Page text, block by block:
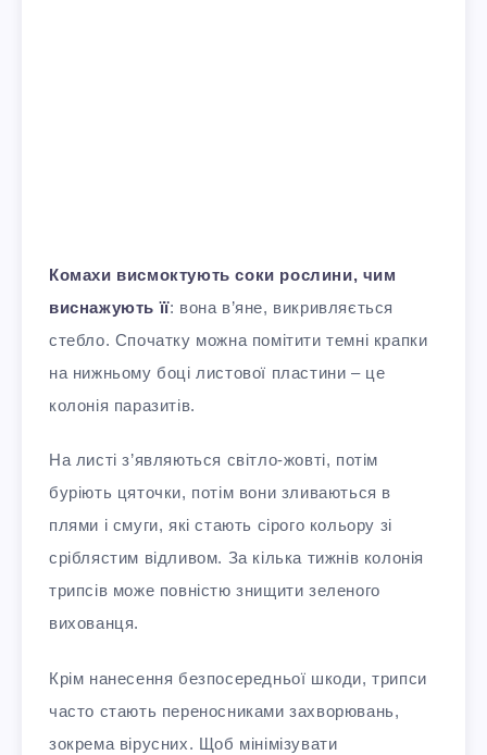
Комахи висмоктують соки рослини, чим
виснажують її: вона в’яне, викривляється
стебло. Спочатку можна помітити темні крапки
на нижньому боці листової пластини – це
колонія паразитів.
На листі з’являються світло-жовті, потім
буріють цяточки, потім вони зливаються в
плями і смуги, які стають сірого кольору зі
сріблястим відливом. За кілька тижнів колонія
трипсів може повністю знищити зеленого
вихованця.
Крім нанесення безпосередньої шкоди, трипси
часто стають переносниками захворювань,
зокрема вірусних. Щоб мінімізувати